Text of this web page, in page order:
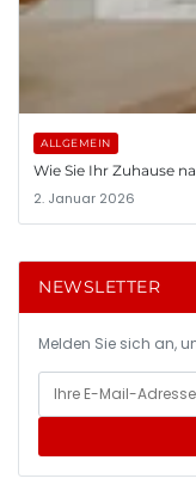
ALLGEMEIN
Wie Sie Ihr Zuhause
2. Januar 2026
NEWSLETTER
Melden Sie sich an,